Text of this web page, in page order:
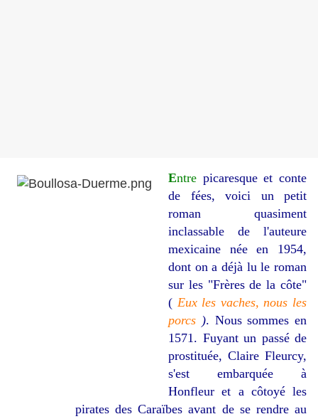
Entre picaresque et conte
de fées, voici un petit
roman quasiment
inclassable de l'auteure
mexicaine née en 1954,
dont on a déjà lu le roman
sur les "Frères de la côte"
( Eux les vaches, nous les
porcs ). Nous sommes en
1571. Fuyant un passé de
prostituée, Claire Fleurcy,
s'est embarquée à
Honfleur et a côtoyé les
pirates des Caraïbes avant de se rendre au